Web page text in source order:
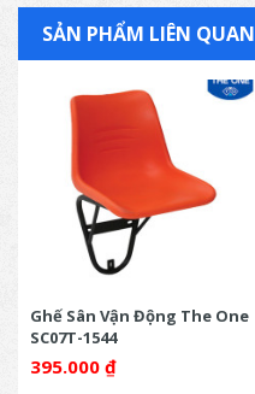
SẢN PHẨM LIÊN QUAN
Ghế Sân Vận Động The One
SC07T-1544
395.000 ₫